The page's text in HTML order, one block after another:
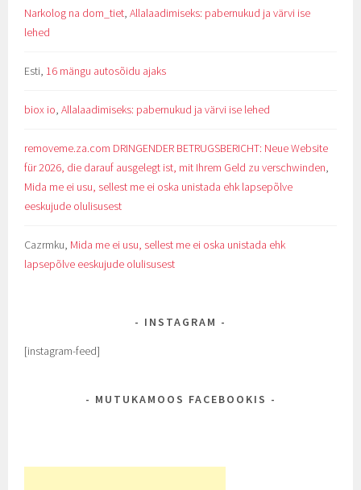
Narkolog na dom_tiet,Allalaadimiseks: pabernukud ja värvi ise
lehed
Esti, 16 mängu autosõidu ajaks
biox io,Allalaadimiseks: pabernukud ja värvi ise lehed
removeme.za.com DRINGENDER BETRUGSBERICHT: Neue Website
für 2026, die darauf ausgelegt ist, mit Ihrem Geld zu verschwinden,
Mida me ei usu, sellest me ei oska unistada ehk lapsepõlve
eeskujude olulisusest
Cazrmku, Mida me ei usu, sellest me ei oska unistada ehk
lapsepõlve eeskujude olulisusest
INSTAGRAM
[instagram-feed]
MUTUKAMOOS FACEBOOKIS